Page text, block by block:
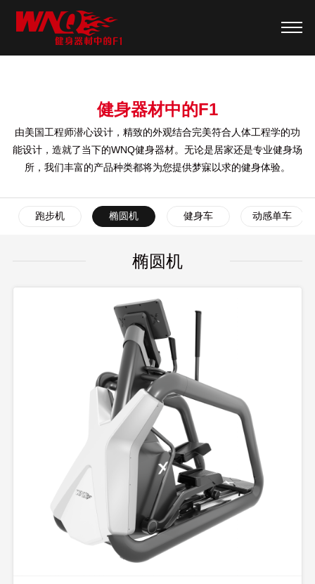
健身器材中的F1
由美国工程师潜心设计，精致的外观结合完美符合人体工程学的功
能设计，造就了当下的WNQ健身器材。无论是居家还是专业健身场
所，我们丰富的产品种类都将为您提供梦寐以求的健身体验。
跑步机 椭圆机 健身车 动感单车
椭圆机